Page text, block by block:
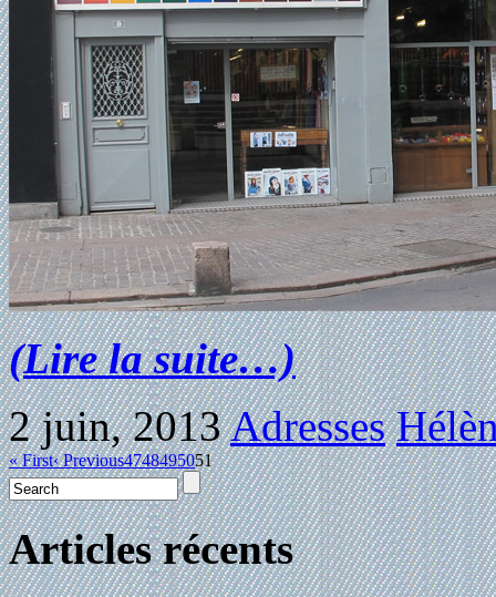
(Lire la suite…)
2 juin, 2013Adresses
« First‹ Previous4748495051
Articles récents